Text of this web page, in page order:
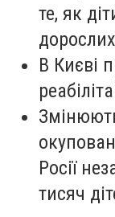
те, як
дорослих
В Києві
Росії
тисяч